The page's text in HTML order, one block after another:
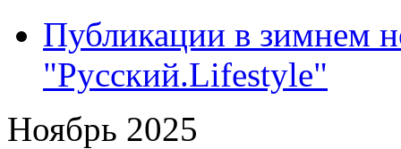
Публикации в зимнем
"Русский.Lifestyle"
Ноябрь 2025